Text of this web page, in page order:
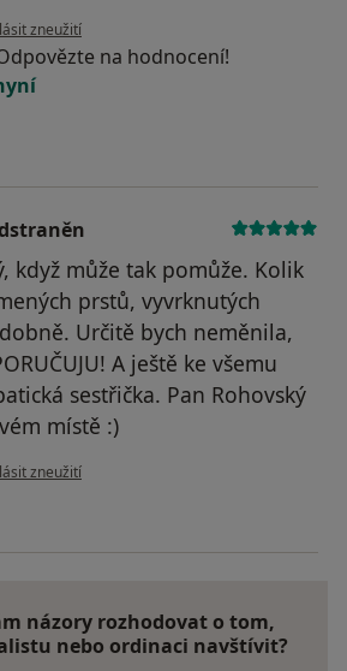
názoru uživatele Váš účet byl odstraněn
zneužití
na hodnocení!
když může tak pomůže. Kolik
prstů, vyvrknutých
Určitě bych neměnila,
A ještě ke všemu
sestřička. Pan Rohovský
místě :)
názoru uživatele Váš účet byl odstraněn
zneužití
názory rozhodovat o tom,
nebo ordinaci navštívit?